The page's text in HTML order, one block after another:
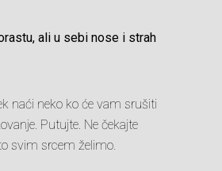
ali u sebi nose i strah
naći neko ko će vam srušiti
Putujte. Ne čekajte
svim srcem želimo.